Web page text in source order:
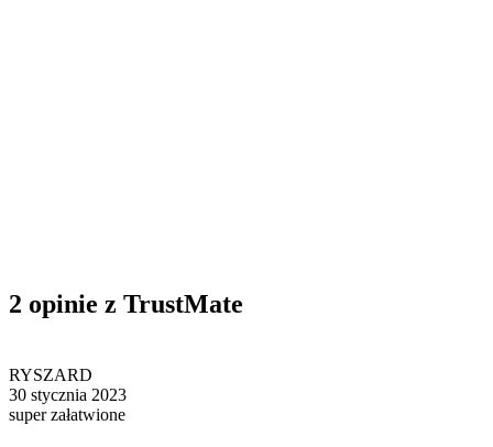
2 opinie z TrustMate
RYSZARD
30 stycznia 2023
super załatwione